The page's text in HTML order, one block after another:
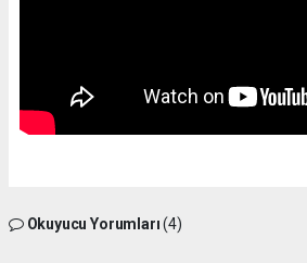
Okuyucu Yorumları(4)